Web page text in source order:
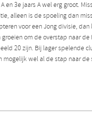
en 3e jaars A wel erg groot.
alleen is de spoeling dan
voor een Jong divisie,
om de overstap naar de
20 zijn. Bij lager spelende
mogelijk wel al de stap naar de